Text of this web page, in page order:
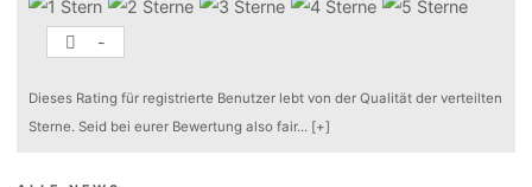
-
Dieses Rating für registrierte Benutzer lebt von der Qualität der verteilten
Sterne. Seid bei eurer Bewertung also fair... [+]